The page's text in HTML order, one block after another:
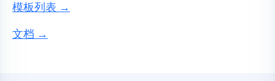
模板列表 →
文档 →